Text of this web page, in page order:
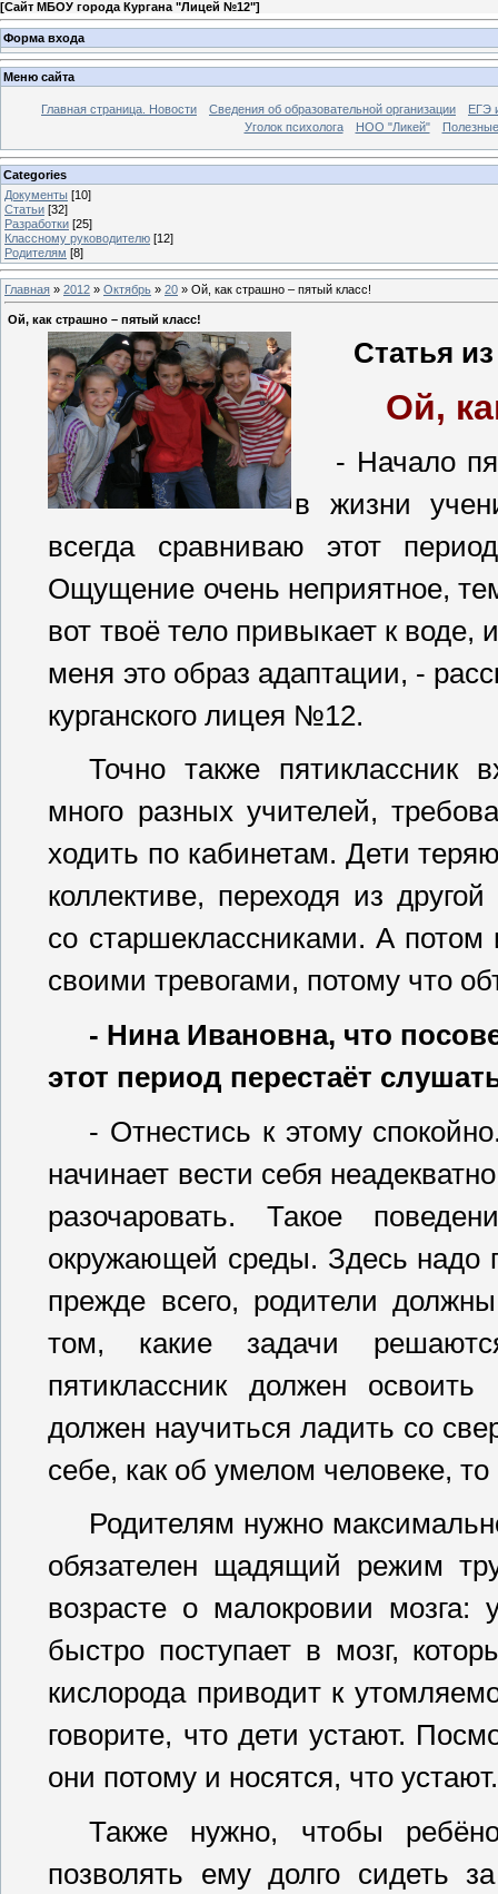
[Сайт МБОУ города Кургана "Лицей №12"]
Форма входа
Меню сайта
Главная страница. Новости Сведения об образовательной организации
ЕГЭ
Уголок психолога
НОО "Ликей"
Categories
Документы [10]
Статьи [32]
Разработки [25]
Классному руководителю [12]
Родителям [8]
Главная » 2012 » Октябрь » 20 » Ой, как страшно – пятый класс!
Ой, как страшно – пятый класс!
Статья
Ой,
- Начало
в жизни
всегда сравниваю этот
Ощущение очень неприятное,
вот твоё тело привыкает к
меня это образ адаптации, -
курганского лицея №12.
Точно также пятиклассник
много разных учителей,
ходить по кабинетам. Дети
коллективе, переходя из
со старшеклассниками. А
своими тревогами, потому что
- Нина Ивановна, что
этот период перестаёт
- Отнестись к этому
начинает вести себя
разочаровать. Такое
окружающей среды. Здесь надо
прежде всего, родители
том, какие задачи
пятиклассник должен
должен научиться ладить со
себе, как об умелом человеке,
Родителям нужно
обязателен щадящий режим
возрасте о малокровии мозга:
быстро поступает в мозг,
кислорода приводит к
говорите, что дети устают.
они потому и носятся, что устают.
Также нужно, чтобы
позволять ему долго сидеть